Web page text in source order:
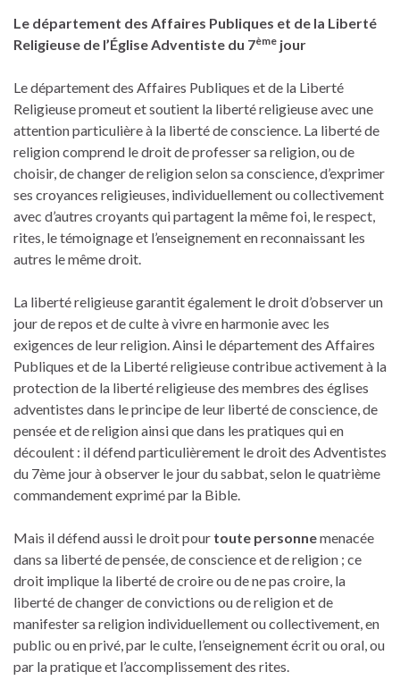
Le département des Affaires Publiques et de la Liberté
Religieuse de l’Église Adventiste du 7ème jour
Le département des Affaires Publiques et de la Liberté
Religieuse promeut et soutient la liberté religieuse avec une
attention particulière à la liberté de conscience. La liberté de
religion comprend le droit de professer sa religion, ou de
choisir, de changer de religion selon sa conscience, d’exprimer
ses croyances religieuses, individuellement ou collectivement
avec d’autres croyants qui partagent la même foi, le respect,
rites, le témoignage et l’enseignement en reconnaissant les
autres le même droit.
La liberté religieuse garantit également le droit d’observer un
jour de repos et de culte à vivre en harmonie avec les
exigences de leur religion. Ainsi le département des Affaires
Publiques et de la Liberté religieuse contribue activement à la
protection de la liberté religieuse des membres des églises
adventistes dans le principe de leur liberté de conscience, de
pensée et de religion ainsi que dans les pratiques qui en
découlent : il défend particulièrement le droit des Adventistes
du 7ème jour à observer le jour du sabbat, selon le quatrième
commandement exprimé par la Bible.
Mais il défend aussi le droit pour toute personnemenacée
dans sa liberté de pensée, de conscience et de religion ; ce
droit implique la liberté de croire ou de ne pas croire, la
liberté de changer de convictions ou de religion et de
manifester sa religion individuellement ou collectivement, en
public ou en privé, par le culte, l’enseignement écrit ou oral, ou
par la pratique et l’accomplissement des rites.